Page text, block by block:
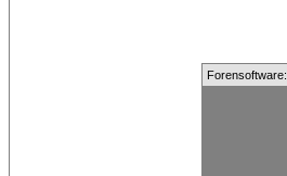
Forensoftware: